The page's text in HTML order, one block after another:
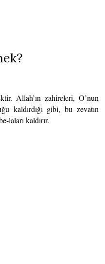
Allah’ın zahireleri, O’nun
kaldırdığı gibi, bu zevatın
laları kaldırır.